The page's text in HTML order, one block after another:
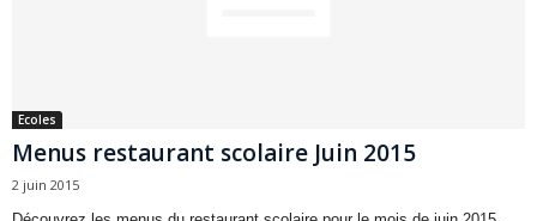
Ecoles
Menus restaurant scolaire Juin 2015
2 juin 2015